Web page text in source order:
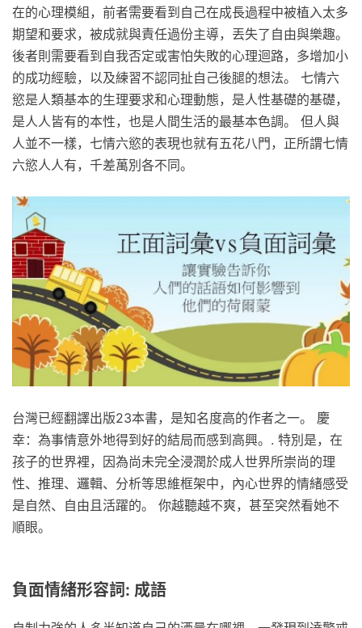
在的心理模組，前者需要看到自己在成長過程中被植入太多
期望和要求，被成就與責任過份主導，丟失了自由與樂趣。
後者則需要看到自我否定或害怕失敗的心理迴路，多增加小
的成功經驗，以及練習不認同扯自己後腿的想法。 七情六
慾是人類基本的生理要求和心理動態，是人性基礎的基礎，
是人人皆有的本性，也是人間生活的最基本色調。 但人與
人並不一樣，七情六慾的表現也就有五花八門，正所謂七情
六慾人人有，千差萬別各不同。
台灣已經翻譯出版23本書，是知名度高的作者之一。 慶
幸：為事情意外地得到好的結局而感到高興。. 特別是，在
孩子的世界裡，因為尚未完全浸潤於成人世界所崇尚的理
性、推理、邏輯、分析等思維框架中，內心世界的情緒感受
是自然、自由且活躍的。 你越聽越不爽，甚至突然看她不
順眼。
負面情緒形容詞: 成語